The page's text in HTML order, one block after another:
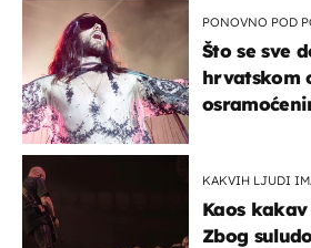
PONOVNO POD
Što se sve
hrvatskom
KAKVIH LJUDI
Kaos
Zbog